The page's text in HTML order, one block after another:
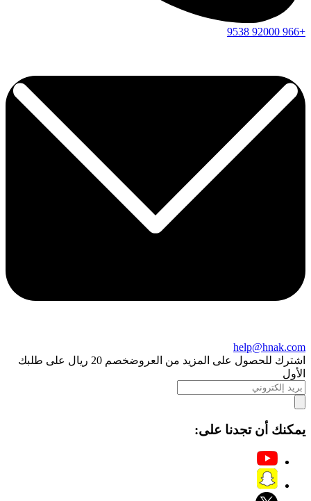
+966
92000
9538
help@hnak.com
اشترك للحصول على المزيد من العروض
خصم 20 ريال على طلبك
الأول
يمكنك أن تجدنا على: